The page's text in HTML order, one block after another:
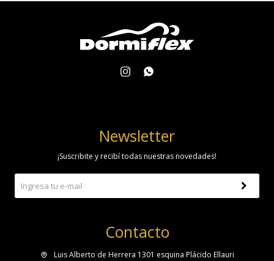
 
Contacto
Luis Alberto de Herrera 1301 esquina Plácido Ellauri
Newsletter
¡Suscribite y recibí todas nuestras novedades!